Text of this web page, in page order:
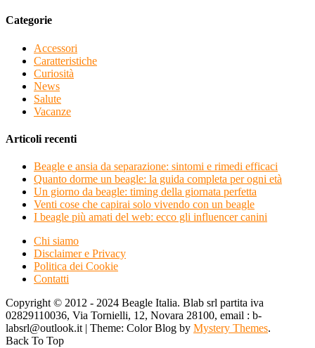
Categorie
Accessori
Caratteristiche
Curiosità
News
Salute
Vacanze
Articoli recenti
Beagle e ansia da separazione: sintomi e rimedi efficaci
Quanto dorme un beagle: la guida completa per ogni età
Un giorno da beagle: timing della giornata perfetta
Venti cose che capirai solo vivendo con un beagle
I beagle più amati del web: ecco gli influencer canini
Chi siamo
Disclaimer e Privacy
Politica dei Cookie
Contatti
Copyright © 2012 - 2024 Beagle Italia. Blab srl partita iva
02829110036, Via Tornielli, 12, Novara 28100, email : b-
labsrl@outlook.it | Theme: Color Blog by Mystery Themes.
Back To Top